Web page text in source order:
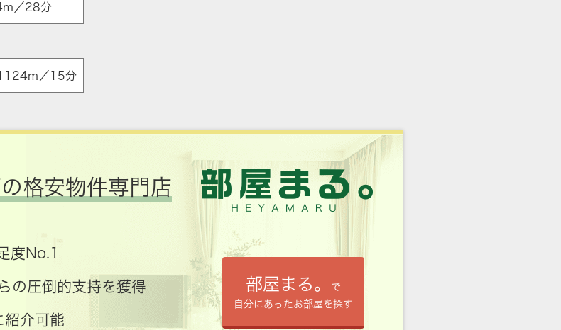
／28分
／15分
格安物件専門店
度No.1
の圧倒的支持を獲得
紹介可能
部屋まる。
で
自分にあったお部屋を探す